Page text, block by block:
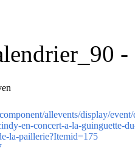
allevents/display/
en-concert-a-la-guinguette-
la-paillerie?Itemid=175